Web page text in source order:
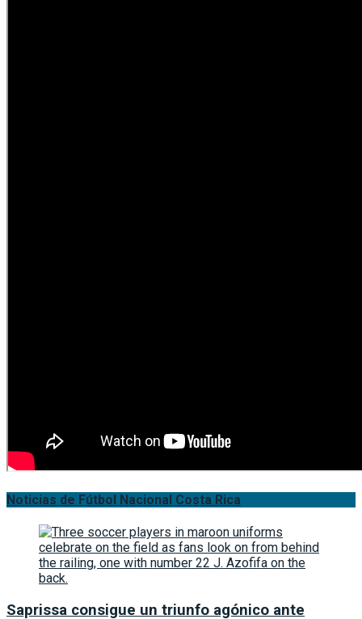
Noticias de Fútbol Nacional Costa Rica
Saprissa consigue un triunfo agónico ante